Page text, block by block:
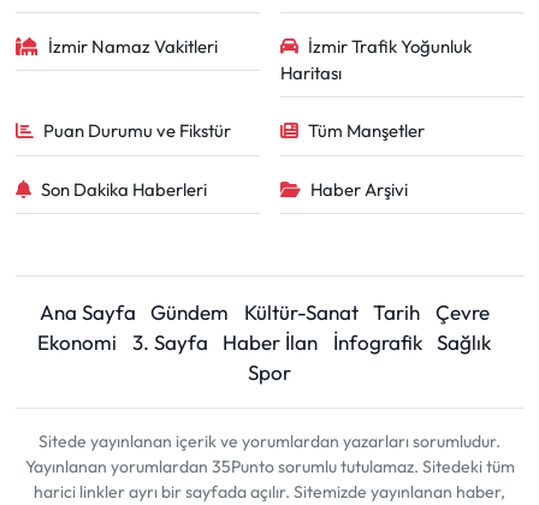
İzmir Namaz Vakitleri
İzmir Trafik Yoğunluk
Haritası
Puan Durumu ve Fikstür Tüm Manşetler
Son Dakika Haberleri Haber Arşivi
Ana Sayfa Gündem Kültür-Sanat Tarih
Çevre
Ekonomi
3. Sayfa Haber İlan İnfografik Sağlık
Spor
Sitede yayınlanan içerik ve yorumlardan yazarları sorumludur.
Yayınlanan yorumlardan 35Punto sorumlu tutulamaz. Sitedeki tüm
harici linkler ayrı bir sayfada açılır. Sitemizde yayınlanan haber,